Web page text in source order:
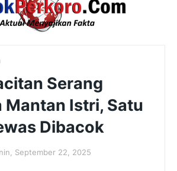
Serang
Mantan Istri, Satu
Dibacok
September 22, 2025